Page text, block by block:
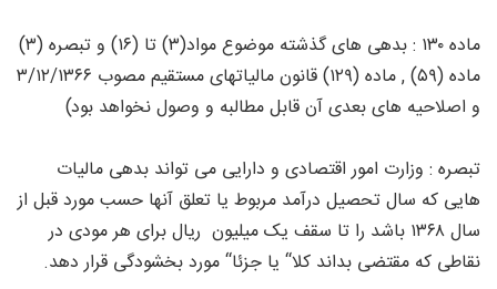
ماده ۱۳۰ : بدهی های گذشته موضوع مواد(۳) تا (۱۶) و تبصره (۳)
ماده (۵۹) , ماده (۱۲۹) قانون مالیاتهای مستقیم مصوب ۳/۱۲/۱۳۶۶
و اصلاحیه های بعدی آن قابل مطالبه و وصول نخواهد بود)
تبصره : وزارت امور اقتصادی و دارایی می تواند بدهی مالیات
هایی که سال تحصیل درآمد مربوط یا تعلق آنها حسب مورد قبل از
سال ۱۳۶۸ باشد را تا سقف یک میلیون ریال برای هر مودی در
نقاطی که مقتضی بداند کلا“ یا جزئا“ مورد بخشودگی قرار دهد.